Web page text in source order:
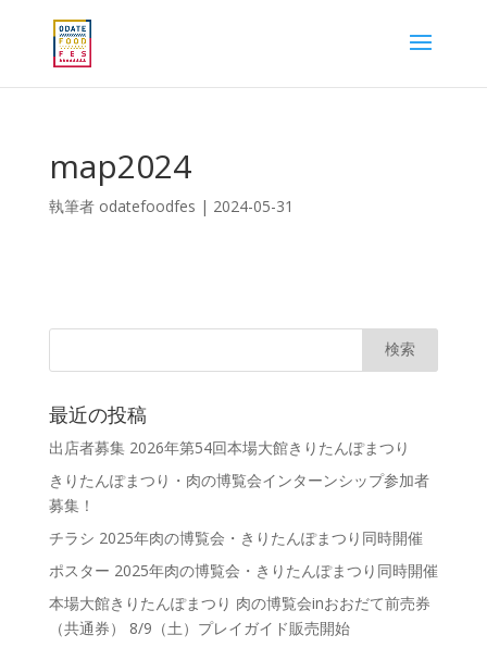
map2024
執筆者 odatefoodfes | 2024-05-31
最近の投稿
出店者募集 2026年第54回本場大館きりたんぽまつり
きりたんぽまつり・肉の博覧会インターンシップ参加者
募集！
チラシ 2025年肉の博覧会・きりたんぽまつり同時開催
ポスター 2025年肉の博覧会・きりたんぽまつり同時開催
本場大館きりたんぽまつり 肉の博覧会inおおだて前売券
（共通券） 8/9（土）プレイガイド販売開始